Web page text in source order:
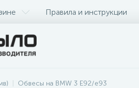
Правила и инструкции
Обвесы на BMW 3 E92/e93